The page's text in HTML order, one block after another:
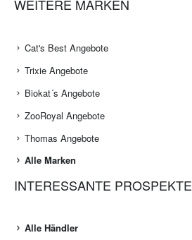
WEITERE MARKEN
Cat's Best Angebote
Trixie Angebote
Biokat´s Angebote
ZooRoyal Angebote
Thomas Angebote
Alle Marken
INTERESSANTE PROSPEKTE
Alle Händler